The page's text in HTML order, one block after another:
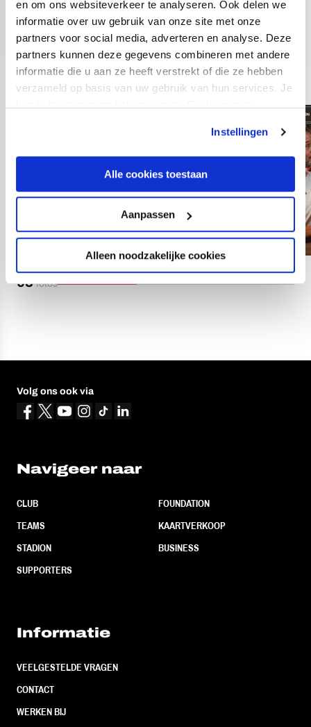
en om ons websiteverkeer te analyseren. Ook delen we
informatie over uw gebruik van onze site met onze
partners voor social media, adverteren en analyse. Deze
partners kunnen deze gegevens combineren met andere
informatie die u aan ze heeft verstrekt of die ze hebben
verzameld op basis van uw gebruik van hun services. Je
Instellingen
Alle cookies toestaan
Aanpassen
Alleen noodzakelijke cookies
03fotos
Volg ons ook via
Navigeer naar
CLUB
TEAMS
STADION
SUPPORTERS
FOUNDATION
KAARTVERKOOP
BUSINESS
Informatie
VEELGESTELDE VRAGEN
CONTACT
WERKEN BIJ